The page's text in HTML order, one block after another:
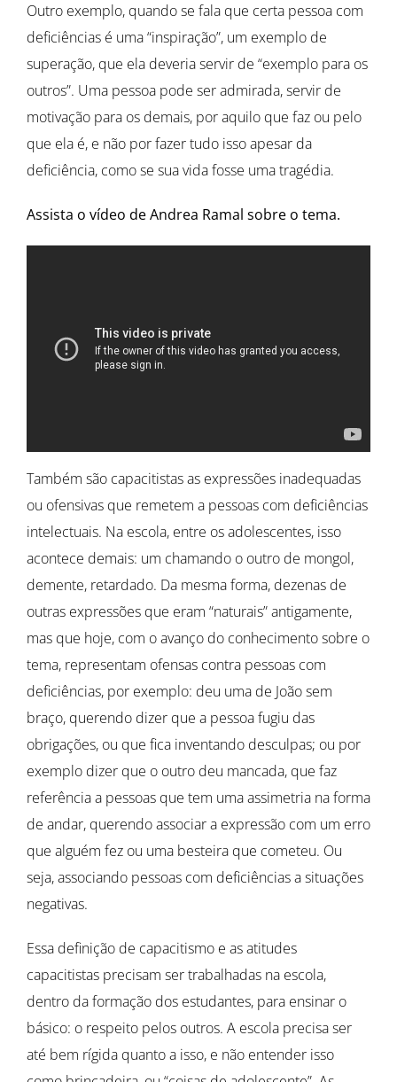
Outro exemplo, quando se fala que certa pessoa com
deficiências é uma “inspiração”, um exemplo de
superação, que ela deveria servir de “exemplo para os
outros”. Uma pessoa pode ser admirada, servir de
motivação para os demais, por aquilo que faz ou pelo
que ela é, e não por fazer tudo isso apesar da
deficiência, como se sua vida fosse uma tragédia.
Assista o vídeo de Andrea Ramal sobre o tema.
Também são capacitistas as expressões inadequadas
ou ofensivas que remetem a pessoas com deficiências
intelectuais. Na escola, entre os adolescentes, isso
acontece demais: um chamando o outro de mongol,
demente, retardado. Da mesma forma, dezenas de
outras expressões que eram “naturais” antigamente,
mas que hoje, com o avanço do conhecimento sobre o
tema, representam ofensas contra pessoas com
deficiências, por exemplo: deu uma de João sem
braço, querendo dizer que a pessoa fugiu das
obrigações, ou que fica inventando desculpas; ou por
exemplo dizer que o outro deu mancada, que faz
referência a pessoas que tem uma assimetria na forma
de andar, querendo associar a expressão com um erro
que alguém fez ou uma besteira que cometeu. Ou
seja, associando pessoas com deficiências a situações
negativas.
Essa definição de capacitismo e as atitudes
capacitistas precisam ser trabalhadas na escola,
dentro da formação dos estudantes, para ensinar o
básico: o respeito pelos outros. A escola precisa ser
até bem rígida quanto a isso, e não entender isso